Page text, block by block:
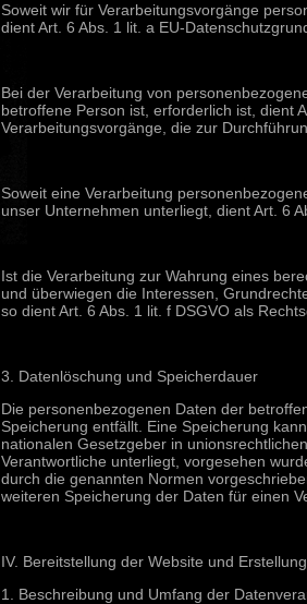
Soweit wir für Verarbeitungsvorgänge
dient Art. 6 Abs. 1 lit. a EU-
Bei der Verarbeitung von
betroffene Person ist, erforderlich ist, dient
Verarbeitungsvorgänge, die zur
Soweit eine Verarbeitung
unser Unternehmen unterliegt, dient Art. 6
Ist die Verarbeitung zur Wahrung eines
und überwiegen die Interessen,
so dient Art. 6 Abs. 1 lit. f DSGVO als
3. Datenlöschung und Speicherdauer
Die personenbezogenen Daten der
Speicherung entfällt. Eine Speicherung
nationalen Gesetzgeber in
Verantwortliche unterliegt, vorgesehen
durch die genannten Normen
weiteren Speicherung der Daten für einen
IV. Bereitstellung der Website und
1. Beschreibung und Umfang der